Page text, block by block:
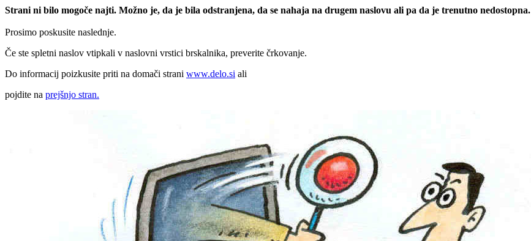
Strani ni bilo mogoče najti. Možno je, da je bila odstranjena, da se nahaja na drugem naslovu ali pa da je trenutno nedostopna.
Prosimo poskusite naslednje.
Če ste spletni naslov vtipkali v naslovni vrstici brskalnika, preverite črkovanje.
Do informacij poizkusite priti na domači strani www.delo.si ali
pojdite na prejšnjo stran.